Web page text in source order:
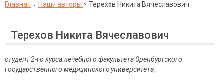
Главная Наши авторы Терехов Никита Вячеславович
Терехов Никита Вячеславович
студент 2-го курса лечебного факультета Оренбургского
государственного медицинского университета,